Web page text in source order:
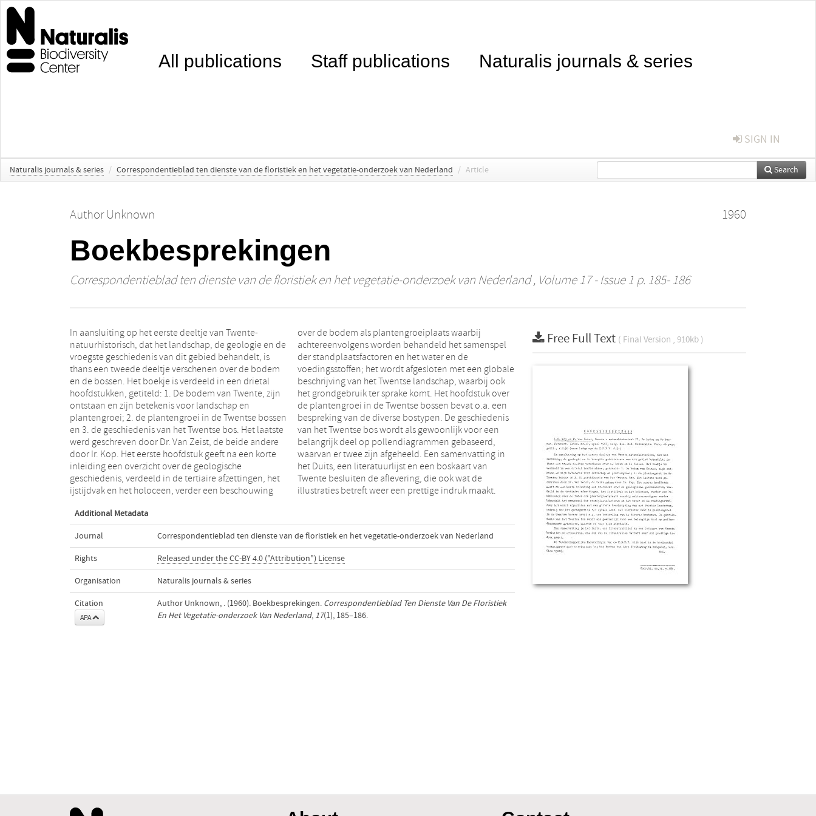
All publications Staff publications Naturalis journals & series
SIGN IN
Naturalis journals & series / Correspondentieblad ten dienste van de floristiek en het vegetatie-onderzoek van Nederland / Article Search
Author Unknown 1960
Boekbesprekingen
Correspondentieblad ten dienste van de floristiek en het vegetatie-onderzoek van Nederland, Volume 17 - Issue 1 p. 185- 186
In aansluiting op het eerste deeltje van Twente-
natuurhistorisch, dat het landschap, de geologie en de
vroegste geschiedenis van dit gebied behandelt, is
thans een tweede deeltje verschenen over de bodem
en de bossen. Het boekje is verdeeld in een drietal
hoofdstukken, getiteld: 1. De bodem van Twente, zijn
ontstaan en zijn betekenis voor landschap en
plantengroei; 2. de plantengroei in de Twentse bossen
en 3. de geschiedenis van het Twentse bos. Het laatste
werd geschreven door Dr. Van Zeist, de beide andere
door Ir. Kop. Het eerste hoofdstuk geeft na een korte
inleiding een overzicht over de geologische
geschiedenis, verdeeld in de tertiaire afzettingen, het
ijstijdvak en het holoceen, verder een beschouwing
over de bodem als plantengroeiplaats waarbij
achtereenvolgens worden behandeld het samenspel
der standplaatsfactoren en het water en de
voedingsstoffen; het wordt afgesloten met een globale
beschrijving van het Twentse landschap, waarbij ook
het grondgebruik ter sprake komt. Het hoofdstuk over
de plantengroei in de Twentse bossen bevat o.a. een
bespreking van de diverse bostypen. De geschiedenis
van het Twentse bos wordt als gewoonlijk voor een
belangrijk deel op pollendiagrammen gebaseerd,
waarvan er twee zijn afgeheeld. Een samenvatting in
het Duits, een literatuurlijst en een boskaart van
Twente besluiten de aflevering, die ook wat de
illustraties betreft weer een prettige indruk maakt.
Additional Metadata
Journal Correspondentieblad ten dienste van de floristiek en het vegetatie-onderzoek van Nederland
Rights Released under the CC-BY 4.0 ("Attribution") License
Organisation Naturalis journals & series
Citation
APA
Author Unknown, . (1960). Boekbesprekingen. Correspondentieblad Ten Dienste Van De Floristiek
En Het Vegetatie-onderzoek Van Nederland, 17(1), 185–186.
Free Full Text ( Final Version , 910kb )